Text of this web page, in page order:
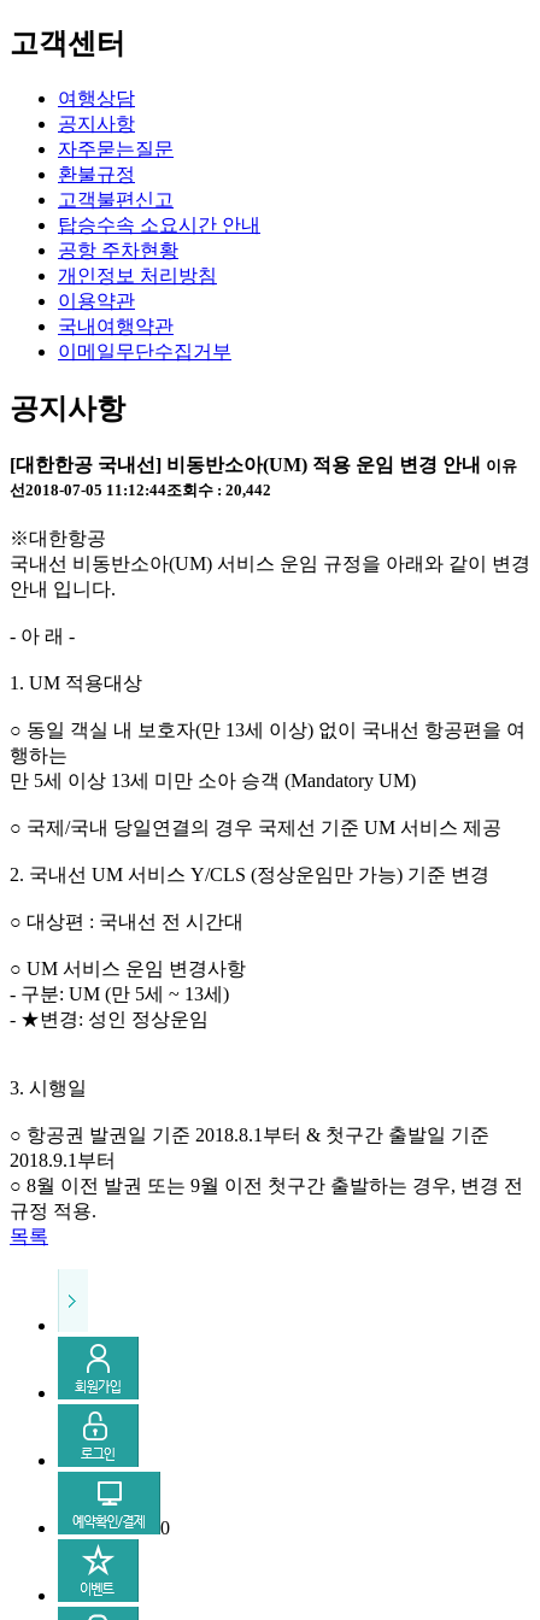
고객센터
여행상담
공지사항
자주묻는질문
환불규정
고객불편신고
탑승수속 소요시간 안내
공항 주차현황
개인정보 처리방침
이용약관
국내여행약관
이메일무단수집거부
공지사항
[대한한공 국내선] 비동반소아(UM) 적용 운임 변경 안내 이유
선 2018-07-05 11:12:44조회수 : 20,442
※대한항공
국내선 비동반소아(UM) 서비스 운임 규정을 아래와 같이 변경
안내 입니다.
- 아 래 -
1. UM 적용대상
○ 동일 객실 내 보호자(만 13세 이상) 없이 국내선 항공편을 여
행하는
만 5세 이상 13세 미만 소아 승객 (Mandatory UM)
○ 국제/국내 당일연결의 경우 국제선 기준 UM 서비스 제공
2. 국내선 UM 서비스 Y/CLS (정상운임만 가능) 기준 변경
○ 대상편 : 국내선 전 시간대
○ UM 서비스 운임 변경사항
- 구분: UM (만 5세 ~ 13세)
- ★변경: 성인 정상운임
3. 시행일
○ 항공권 발권일 기준 2018.8.1부터 & 첫구간 출발일 기준
2018.9.1부터
○ 8월 이전 발권 또는 9월 이전 첫구간 출발하는 경우, 변경 전
규정 적용.
목록
0